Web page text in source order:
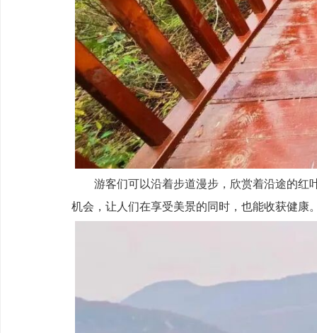
游客们可以沿着步道漫步，欣赏着沿途的
机会，让人们在享受美景的同时，也能收获健康